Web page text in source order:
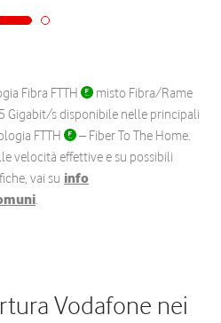
Fibra FTTH
misto Fibra/Rame
Gigabit/s disponibile nelle principali
FTTH
– Fiber To The Home.
velocità effettive e su possibili
vai su info
.
Vodafone nei